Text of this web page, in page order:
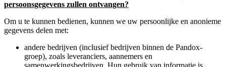
persoonsgegevens zullen ontvangen?
Om u te kunnen bedienen, kunnen we uw persoonlijke en anonieme
gegevens delen met:
andere bedrijven (inclusief bedrijven binnen de Pandox-
groep), zoals leveranciers, aannemers en
samenwerkingsbedrijven. Hun gebruik van informatie is